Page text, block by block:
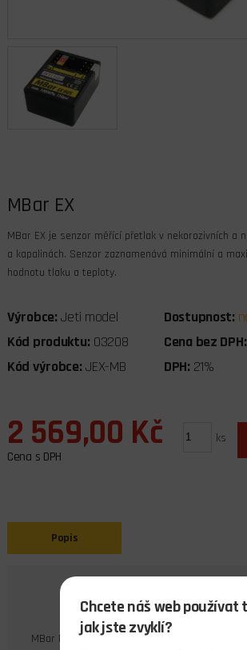
MBar EX
MBar EX je senzor měřící přetlak v nekorozivních a
a kapalinách. Senzor zaznamenává minimální a
hodnotu tlaku a teploty.
Výrobce: Jeti model Dostupnost:
Kód produktu: 03208 Cena bez DPH:
Kód výrobce: JEX-MB DPH: 21%
2 569,00 Kč
Cena s DPH
ks
Popis
MBar EX je senzor měřící přetlak v nekorozivních
Chcete náš web používat
jak jste zvyklí?